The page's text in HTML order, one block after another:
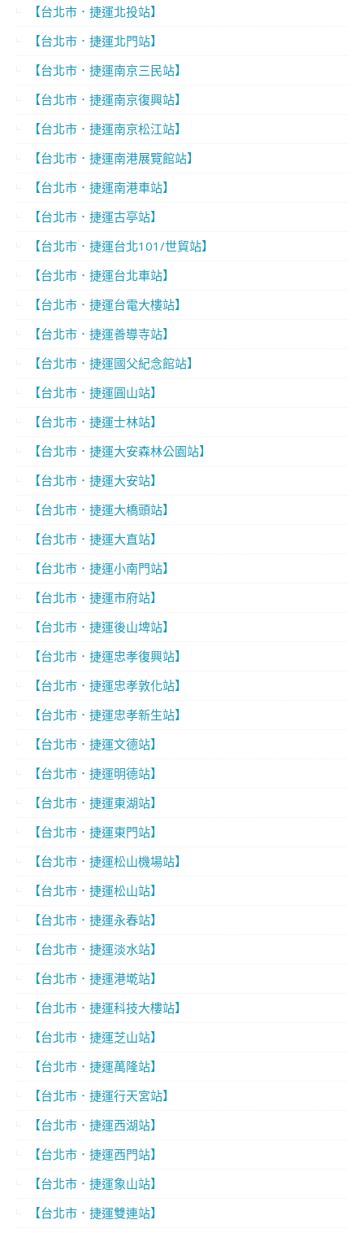
【台北市．捷運北投站】
【台北市．捷運北門站】
【台北市．捷運南京三民站】
【台北市．捷運南京復興站】
【台北市．捷運南京松江站】
【台北市．捷運南港展覽館站】
【台北市．捷運南港車站】
【台北市．捷運古亭站】
【台北市．捷運台北101/世貿站】
【台北市．捷運台北車站】
【台北市．捷運台電大樓站】
【台北市．捷運善導寺站】
【台北市．捷運國父紀念館站】
【台北市．捷運圓山站】
【台北市．捷運士林站】
【台北市．捷運大安森林公園站】
【台北市．捷運大安站】
【台北市．捷運大橋頭站】
【台北市．捷運大直站】
【台北市．捷運小南門站】
【台北市．捷運市府站】
【台北市．捷運後山埤站】
【台北市．捷運忠孝復興站】
【台北市．捷運忠孝敦化站】
【台北市．捷運忠孝新生站】
【台北市．捷運文德站】
【台北市．捷運明德站】
【台北市．捷運東湖站】
【台北市．捷運東門站】
【台北市．捷運松山機場站】
【台北市．捷運松山站】
【台北市．捷運永春站】
【台北市．捷運淡水站】
【台北市．捷運港墘站】
【台北市．捷運科技大樓站】
【台北市．捷運芝山站】
【台北市．捷運萬隆站】
【台北市．捷運行天宮站】
【台北市．捷運西湖站】
【台北市．捷運西門站】
【台北市．捷運象山站】
【台北市．捷運雙連站】